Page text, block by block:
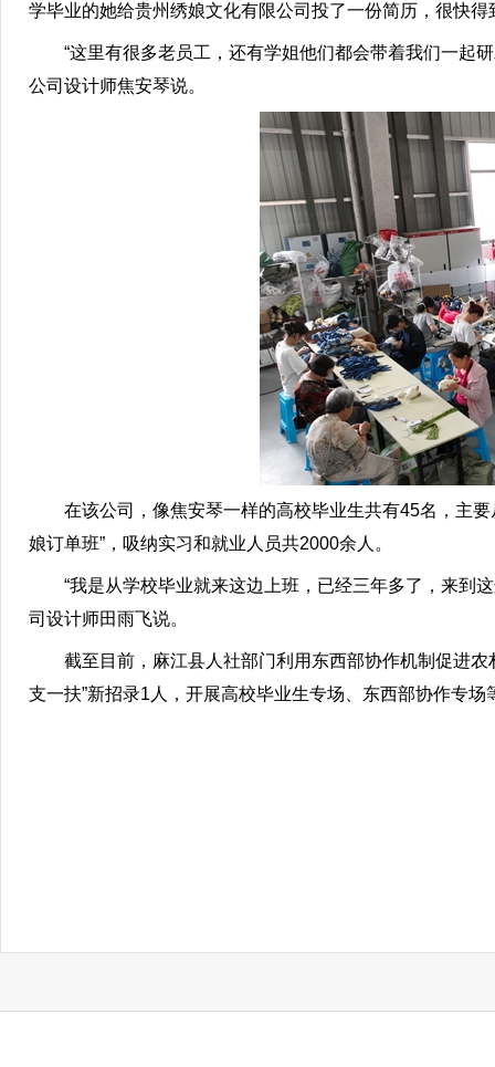
学毕业的她给贵州绣娘文化有限公司投了一份简历，很快
“这里有很多老员工，还有学姐他们都会带着我们一起研
公司设计师焦安琴说。
在该公司，像焦安琴一样的高校毕业生共有45名，主要
娘订单班”，吸纳实习和就业人员共2000余人。
“我是从学校毕业就来这边上班，已经三年多了，来到这
司设计师田雨飞说。
截至目前，麻江县人社部门利用东西部协作机制促进农
支一扶”新招录1人，开展高校毕业生专场、东西部协作专